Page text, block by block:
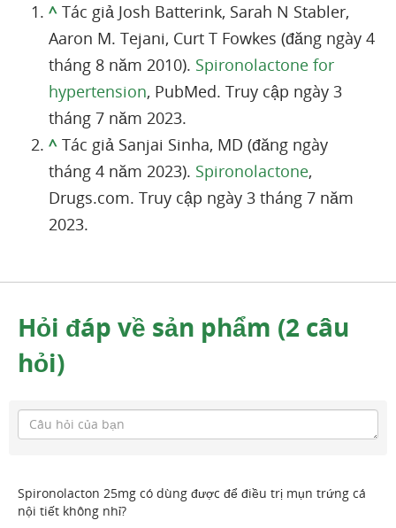
^ Tác giả Josh Batterink, Sarah N Stabler,
Aaron M. Tejani, Curt T Fowkes (đăng ngày 4
tháng 8 năm 2010). Spironolactone for
hypertension, PubMed. Truy cập ngày 3
tháng 7 năm 2023.
^ Tác giả Sanjai Sinha, MD (đăng ngày
tháng 4 năm 2023). Spironolactone,
Drugs.com. Truy cập ngày 3 tháng 7 năm
2023.
Hỏi đáp về sản phẩm (2 câu
hỏi)
Spironolacton 25mg có dùng được để điều trị mụn trứng cá
nội tiết không nhỉ?